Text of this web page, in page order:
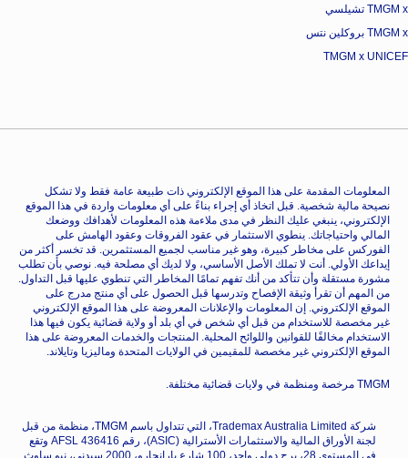
TMGM x تشيلسي
TMGM x بروكلين نتس
TMGM x UNICEF
المعلومات المقدمة على هذا الموقع الإلكتروني ذات طبيعة عامة فقط ولا تشكل
نصيحة مالية شخصية. قبل اتخاذ أي إجراء بناءً على أي معلومات واردة في هذا الموقع
الإلكتروني، ينبغي عليك النظر في مدى ملاءمة هذه المعلومات لأهدافك ووضعك
المالي واحتياجاتك. ينطوي الاستثمار في عقود الفروقات وعقود الهامش على
الفوركس على مخاطر كبيرة، وهو غير مناسب لجميع المستثمرين. قد تخسر أكثر من
إيداعك الأولي. أنت لا تملك الأصل الأساسي، ولا لديك أي مصلحة فيه. نوصي بأن تطلب
مشورة مستقلة وأن تتأكد من أنك تفهم تمامًا المخاطر التي تنطوي عليها قبل التداول.
من المهم أن تقرأ وثيقة الإفصاح وتدرسها قبل الحصول على أي منتج مدرج على
الموقع الإلكتروني. إن المعلومات والإعلانات المعروضة على هذا الموقع الإلكتروني
غير مخصصة للاستخدام من قبل أي شخص في أي بلد أو ولاية قضائية يكون فيها هذا
الاستخدام مخالفًا للقوانين واللوائح المحلية. المنتجات والخدمات المعروضة على هذا
الموقع الإلكتروني غير مخصصة للمقيمين في الولايات المتحدة وماليزيا وتايلاند.
TMGM مرخصة ومنظمة في ولايات قضائية مختلفة.
شركة Trademax Australia Limited، التي تتداول باسم TMGM، منظمة من قبل
لجنة الأوراق المالية والاستثمارات الأسترالية (ASIC)، رقم AFSL 436416 وتقع